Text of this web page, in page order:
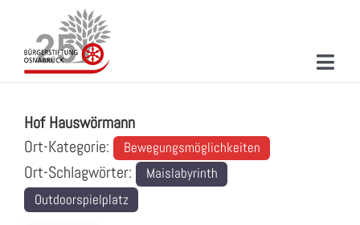
springen
PROJEKTE & AKTIONEN
Hof Hauswörmann
Ort-Kategorie:
Bewegungsmöglichkeiten
Ort-Schlagwörter:
Maislabyrinth
Outdoorspielplatz